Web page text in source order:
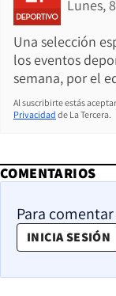
Lunes,
Una selección
los eventos
semana, por el
Al suscribirte estás
Privacidad de La Tercera.
COMENTARIOS
Para
INICIA SESIÓN